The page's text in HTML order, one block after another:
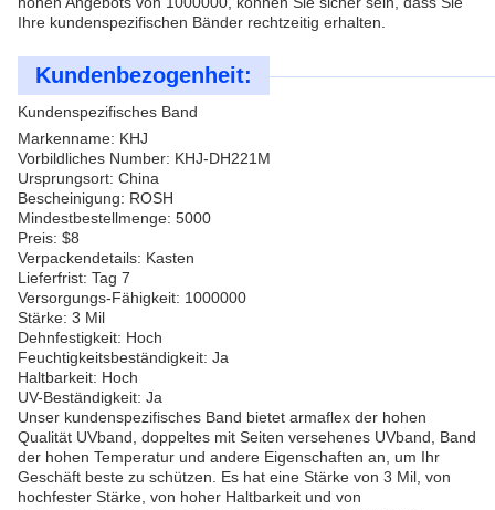
Ihre kundenspezifischen Bänder rechtzeitig erhalten.
Kundenbezogenheit:
Kundenspezifisches Band
Markenname: KHJ
Vorbildliches Number: KHJ-DH221M
Ursprungsort: China
Bescheinigung: ROSH
Mindestbestellmenge: 5000
Preis: $8
Verpackendetails: Kasten
Lieferfrist: Tag 7
Versorgungs-Fähigkeit: 1000000
Stärke: 3 Mil
Dehnfestigkeit: Hoch
Feuchtigkeitsbeständigkeit: Ja
Haltbarkeit: Hoch
UV-Beständigkeit: Ja
Unser kundenspezifisches Band bietet armaflex der hohen
Qualität UVband, doppeltes mit Seiten versehenes UVband, Band
der hohen Temperatur und andere Eigenschaften an, um Ihr
Geschäft beste zu schützen. Es hat eine Stärke von 3 Mil, von
hochfester Stärke, von hoher Haltbarkeit und von